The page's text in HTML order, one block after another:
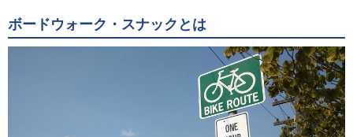
ボードウォーク・スナックとは